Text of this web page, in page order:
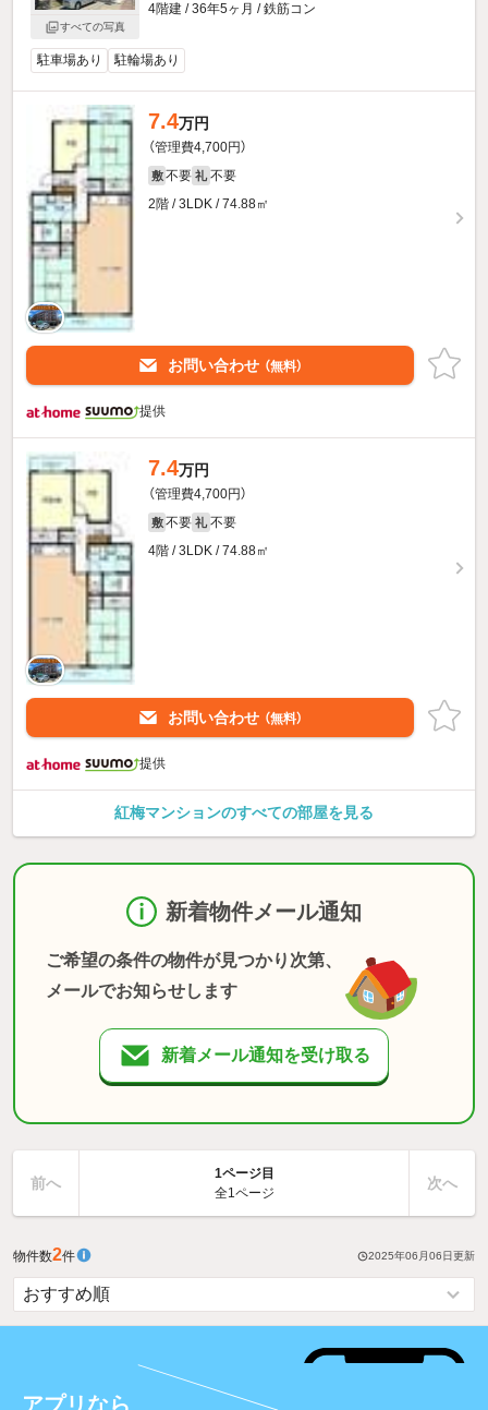
すべての写真
4階建 / 36年5ヶ月 / 鉄筋コン
駐車場あり 駐輪場あり
7.4万円
（管理費4,700円）
敷 不要 礼 不要
2階 / 3LDK / 74.88㎡
お問い合わせ （無料）
提供
7.4万円
（管理費4,700円）
敷 不要 礼 不要
4階 / 3LDK / 74.88㎡
お問い合わせ （無料）
提供
紅梅マンションのすべての部屋を見る
新着物件メール通知
ご希望の条件の物件が見つかり次第、
メールでお知らせします
新着メール通知を受け取る
前へ
1ページ目
全1ページ
次へ
物件数2件 2025年06月06日更新
アプリなら